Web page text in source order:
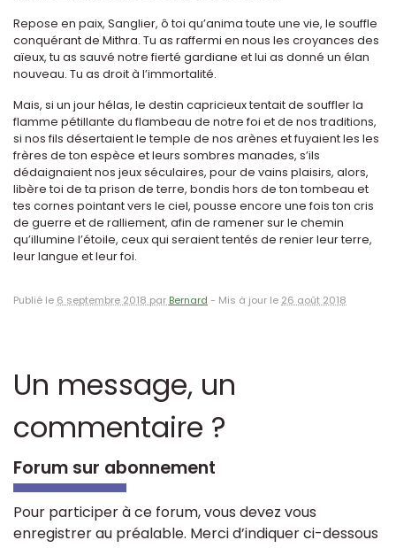
Repose en paix, Sanglier, ô toi qu’anima toute une vie, le souffle
conquérant de Mithra. Tu as raffermi en nous les croyances des
aïeux, tu as sauvé notre fierté gardiane et lui as donné un élan
nouveau. Tu as droit à l’immortalité.
Mais, si un jour hélas, le destin capricieux tentait de souffler la
flamme pétillante du flambeau de notre foi et de nos traditions,
si nos fils désertaient le temple de nos arènes et fuyaient les les
frères de ton espèce et leurs sombres manades, s’ils
dédaignaient nos jeux séculaires, pour de vains plaisirs, alors,
libère toi de ta prison de terre, bondis hors de ton tombeau et
tes cornes pointant vers le ciel, pousse encore une fois ton cris
de guerre et de ralliement, afin de ramener sur le chemin
qu’illumine l’étoile, ceux qui seraient tentés de renier leur terre,
leur langue et leur foi.
Publié le 6 septembre 2018 par Bernard - Mis à jour le 26 août 2018
Un message, un
commentaire ?
Forum sur abonnement
Pour participer à ce forum, vous devez vous
enregistrer au préalable. Merci d’indiquer ci-dessous